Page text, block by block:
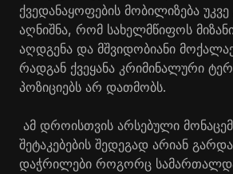
ქვედანაყოფების მობილიზება
აღნიშნა, რომ სახელმწიფოს
აღდგენა და მშვიდობიანი
რადგან ქვეყანა კრიმინალური
პოზიციებს არ დათმობს.
ამ დროისთვის არსებული
შეტაკებების შედეგად არიან
დაჭრილები როგორც